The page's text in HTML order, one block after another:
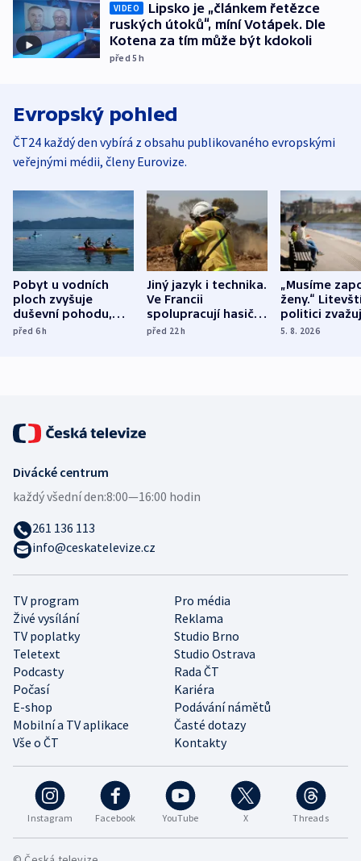
VIDEO
Lipsko je „článkem řetězce
ruských útoků“, míní Votápek. Dle
Kotena za tím může být kdokoli
před 5h
Evropský pohled
ČT24 každý den vybírá z obsahu publikovaného evropskými
veřejnými médii, členy Eurovize.
Pobyt u vodních
ploch zvyšuje
duševní pohodu,
ukázala
před 6h
Jiný jazyk i technika.
Ve Francii
spolupracují hasiči z
různých zemí
před 22h
„Musíme
ženy.“
politici
dohodu o
5. 8. 2026
Instagram Facebook YouTube X Threads
TV program
Pro média
Živé vysílání
Reklama
TV poplatky
Studio Brno
Teletext
Studio Ostrava
Podcasty
Rada ČT
Počasí
Kariéra
E-shop
Podávání námětů
Mobilní a TV aplikace
Časté dotazy
Vše o ČT
Kontakty
Divácké centrum
každý všední den:8:00—16:00 hodin
261 136 113
info@ceskatelevize.cz